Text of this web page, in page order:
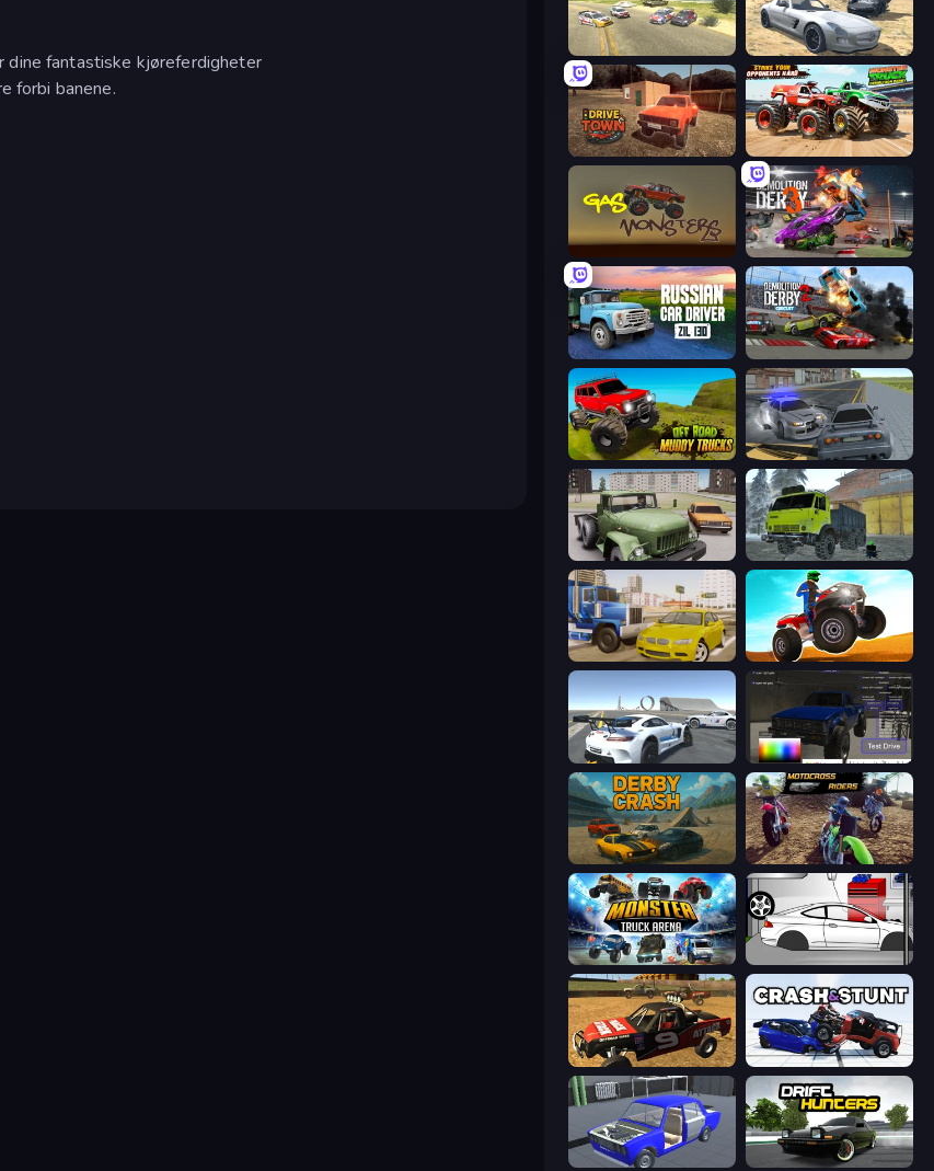
fantastiske kjøreferdigheter
forbi banene.
Derby Crash 3 Derby Crash 2
DriveTown Monster Truck Demolition Derby
Demolition Derby 3
Russian Car Driver ZIL 130 Demolition Derby 2
Offroad Muddy Trucks RCC City Racing
Truck Driver Easy Road Taiga Car Driver
Crazy Car Stunts ATV Ultimate Offroad
Car Inspector: Truck
Derby Crash MotoCross Riders
Monster Truck Arena Drag Racer V2
Offroad Dirt Racing 3D Crash & Stunt
Taz Mechanic Simulator Drift Hunters